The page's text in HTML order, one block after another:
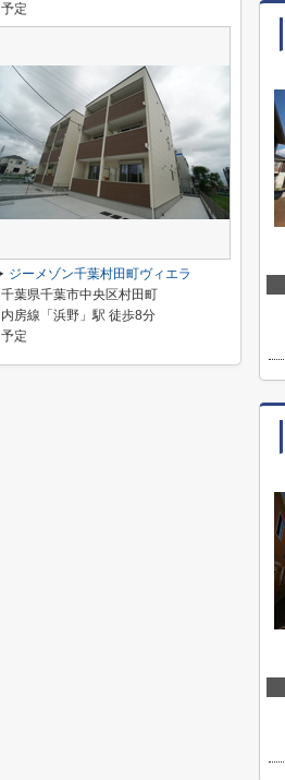
予定
ジーメゾン千葉村田町ヴィエラ
千葉県千葉市中央区村田町
内房線「浜野」駅 徒歩8分
予定